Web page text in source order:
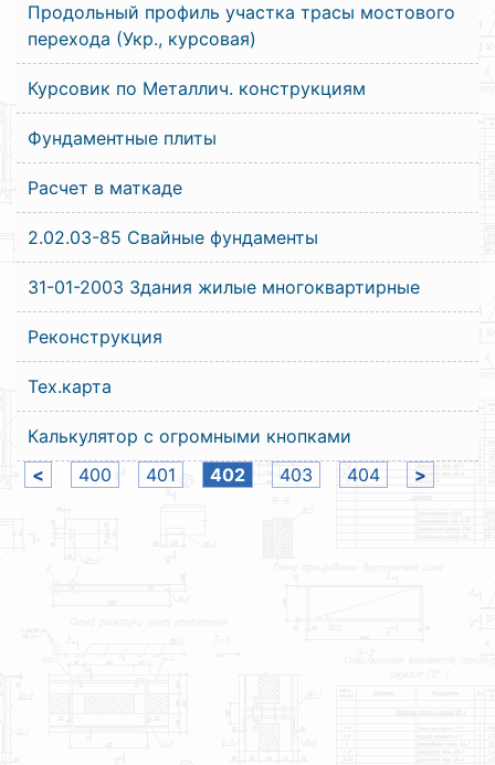
Продольный профиль участка трасы мостового
перехода (Укр., курсовая)
Курсовик по Металлич. конструкциям
Фундаментные плиты
Расчет в маткаде
2.02.03-85 Свайные фундаменты
31-01-2003 Здания жилые многоквартирные
Реконструкция
Тех.карта
Калькулятор с огромными кнопками
<
400 401 402 403 404 >